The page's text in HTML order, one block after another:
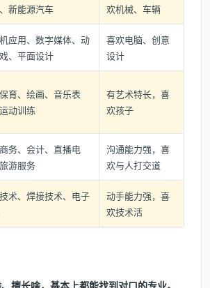
新能源汽车
欢机械、车辆
应用、数字媒体、动
、平面设计
喜欢电脑、创意
设计
育、绘画、音乐表
动训练
有艺术特长，喜
欢孩子
务、会计、直播电
游服务
沟通能力强，喜
欢与人打交道
术、焊接技术、电子
动手能力强，喜
欢技术活
擅长啥，基本上都能找到对口的专业。